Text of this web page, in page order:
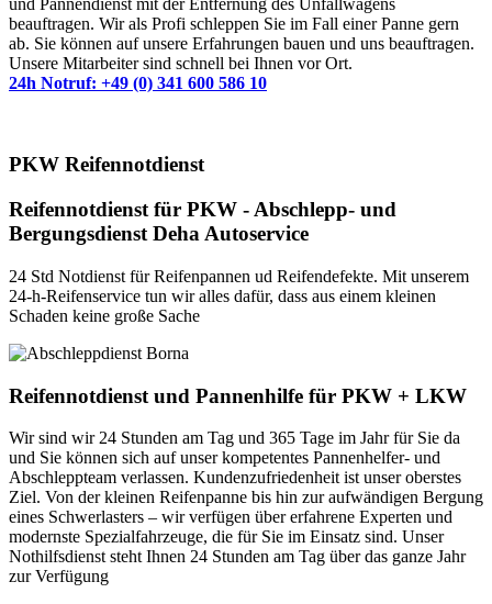
beauftragen. Wir als Profi schleppen Sie im Fall einer Panne gern
ab. Sie können auf unsere Erfahrungen bauen und uns beauftragen.
Unsere Mitarbeiter sind schnell bei Ihnen vor Ort.
24h Notruf: +49 (0) 341 600 586 10
PKW Reifennotdienst
Reifennotdienst für PKW - Abschlepp- und
Bergungsdienst Deha Autoservice
24 Std Notdienst für Reifenpannen ud Reifendefekte. Mit unserem
24-h-Reifenservice tun wir alles dafür, dass aus einem kleinen
Schaden keine große Sache
Reifennotdienst und Pannenhilfe für PKW + LKW
Wir sind wir 24 Stunden am Tag und 365 Tage im Jahr für Sie da
und Sie können sich auf unser kompetentes Pannenhelfer- und
Abschleppteam verlassen. Kundenzufriedenheit ist unser oberstes
Ziel. Von der kleinen Reifenpanne bis hin zur aufwändigen Bergung
eines Schwerlasters – wir verfügen über erfahrene Experten und
modernste Spezialfahrzeuge, die für Sie im Einsatz sind. Unser
Nothilfsdienst steht Ihnen 24 Stunden am Tag über das ganze Jahr
zur Verfügung